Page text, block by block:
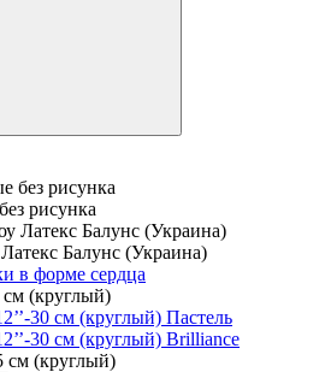
рисунка
Балунс (Украина)
в форме сердца
(круглый)
30 см (круглый) Пастель
30 см (круглый) Brilliance
см (круглый)